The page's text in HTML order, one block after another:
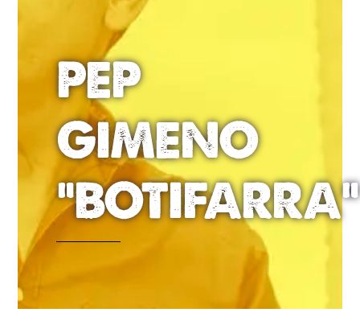
PEP
GIMENO
“BOTIFARRA”